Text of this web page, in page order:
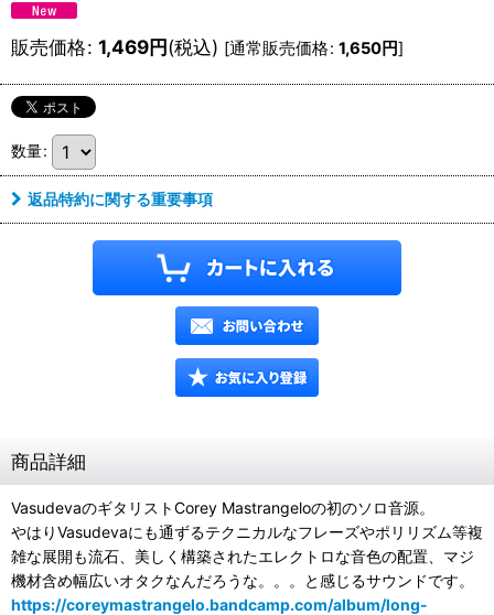
販売価格: 1,469円(税込) [通常販売価格: 1,650円]
数量:
返品特約に関する重要事項
商品詳細
VasudevaのギタリストCorey Mastrangeloの初のソロ音源。
やはりVasudevaにも通ずるテクニカルなフレーズやポリリズム等複
雑な展開も流石、美しく構築されたエレクトロな音色の配置、マジ
機材含め幅広いオタクなんだろうな。。。と感じるサウンドです。
https://coreymastrangelo.bandcamp.com/album/long-